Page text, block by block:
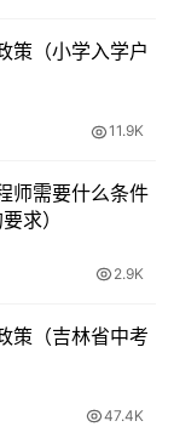
的，和自己专业
会成为加分项。
多出什么优势。
的老师沟通。看
间有限，不要把
策（小学入学户
11.9K
师需要什么条件
求）
2.9K
策（吉林省中考
47.4K